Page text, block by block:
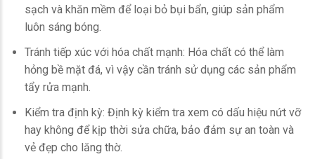
sạch và khăn mềm để loại bỏ bụi bẩn, giúp sản phẩm
luôn sáng bóng.
Tránh tiếp xúc với hóa chất mạnh: Hóa chất có thể làm
hỏng bề mặt đá, vì vậy cần tránh sử dụng các sản phẩm
tẩy rửa mạnh.
Kiểm tra định kỳ: Định kỳ kiểm tra xem có dấu hiệu nứt vỡ
hay không để kịp thời sửa chữa, bảo đảm sự an toàn và
vẻ đẹp cho lăng thờ.